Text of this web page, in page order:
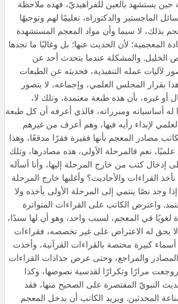
حين يستشهد بالعين للفراهيديّ، فهذه ملاحظة
الماجستير والدكتوراه، تعليمًا لهم وتوجيهًا
بذلك، لا سيما وأن مواد المعجم المستشهدة
المعجمية؛ لأن الحديث عنها؛ بل وغالبًا ما تجدها
الخليل. والمشكلة عندما يتحدث أحد عن
لآليات عمله التنفيذية، فحديثه عن الطبعات
بقرار المجلس العلمي، وإجماعه، لا بتصور
أو غيره، بأن هذه طبعة معتمدة، وتلك لا،
أساسياته ومبرراته، فالذي أعرفه أن كل طبعة
لإبداء رأيه فيها، وهم أعرف من غيرهم
مصادر المعجم بأنها فقيرة فقرًا مدقعًا، وهذا
نعم فالمرحلة الأولى، هذه مصادرها، وتلك
إدخال كتب من خارج المرحلة إليها، وأنا أسأله
القراءات والأحاديث؟ وأغلبها خارج المرحلة
إذا وجد نصًا ينتمي إلى المرحلة الأولى يأخذه ولا
واعترض الكاتب على القراءات المتواترة
لغويًا في المعجم، لسبب واحد، وهو أن لها سندًا،
يحق له الاعتراض على غير تخصصه، فقراءات
كبيرة مختصة بالقراءات القرآنية، وأخذت
والمراجع، وحتى عرض جذاذات القراءات
مرارًا وتكرارًا لقدسية نصوصها، وكذا
النبويّ المقتصرة على الصحيح منها، فقد
المحدثين. ويريد الكاتب أن يدخل المعجم